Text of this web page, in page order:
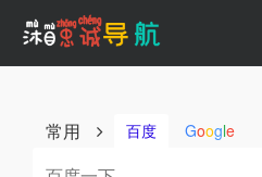
常用 百度 Google